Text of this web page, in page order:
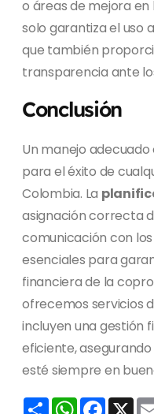
o áreas de mejora en
solo garantiza el uso
que también
transparencia ante
Conclusión
Un manejo
para el éxito de
Colombia. La
asignación correcta
comunicación con
esenciales para
financiera de la
ofrecemos servicios
incluyen una gestión
eficiente,
esté siempre en
C
W
F
X